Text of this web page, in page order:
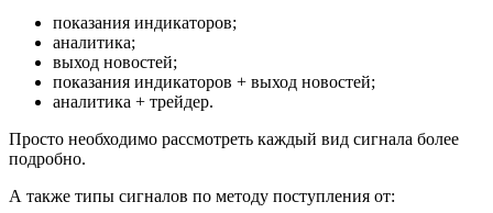
показания индикаторов;
аналитика;
выход новостей;
показания индикаторов + выход новостей;
аналитика + трейдер.
Просто необходимо рассмотреть каждый вид сигнала более
подробно.
А также типы сигналов по методу поступления от: